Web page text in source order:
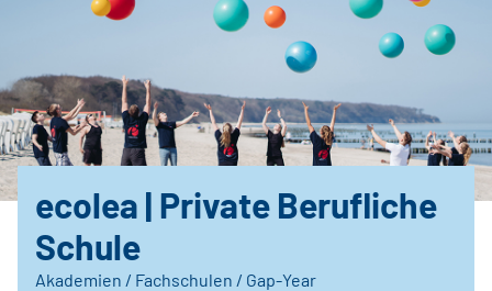
ecolea | Private Berufliche
Schule
Akademien / Fachschulen / Gap-Year